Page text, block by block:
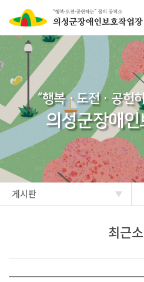
“행복·도전·공헌
의성군장애
게시판
최근